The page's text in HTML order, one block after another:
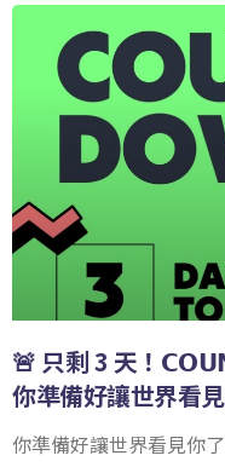
🚨 只剩 3 天！
你準備好讓世界看
你準備好讓世界看見你